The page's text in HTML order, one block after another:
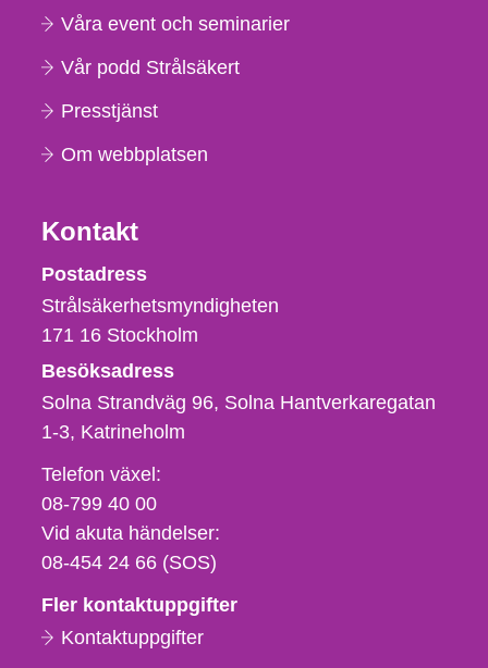
Våra event och seminarier
Vår podd Strålsäkert
Presstjänst
Om webbplatsen
Kontakt
Strålsäkerhetsmyndigheten
Postadress
Strålsäkerhetsmyndigheten
171 16 Stockholm
Besöksadress
Solna Strandväg 96, Solna Hantverkaregatan
1-3 Katrineholm
Telefon,
fax
och
e-
Telefon växel:
08-799 40 00
Vid akuta händelser:
08-454 24 66 (SOS)
Fler kontaktuppgifter
Kontaktuppgifter